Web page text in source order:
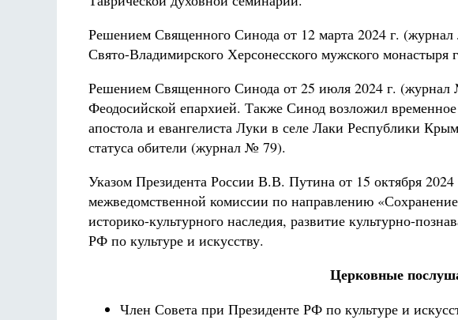
Решением Священного Синода от 12 марта 2024 г.
Свято-Владимирского Херсонесского мужского монастыря
Решением Священного Синода от 25 июля 2024 г. (журнал
Феодосийской епархией. Также Синод возложил
апостола и евангелиста Луки в селе Лаки Республики
статуса обители (журнал № 79).
Указом Президента России В.В. Путина от 15 октября 2024
межведомственной комиссии по направлению
историко-культурного наследия, развитие культурно-
РФ по культуре и искусству.
Церковные
Член Совета при Президенте РФ по культуре и